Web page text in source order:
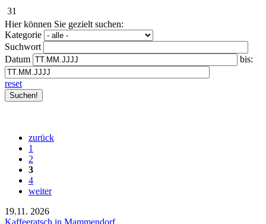
31
Hier können Sie gezielt suchen:
Kategorie
Suchwort
Datum
bis:
reset
zurück
1
2
3
4
weiter
19.11. 2026
Kaffeeratsch in Mammendorf